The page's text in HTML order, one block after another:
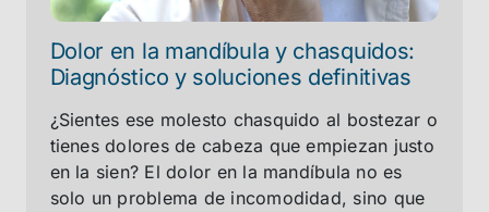
Dolor en la mandíbula y chasquidos:
Diagnóstico y soluciones definitivas
¿Sientes ese molesto chasquido al bostezar o
tienes dolores de cabeza que empiezan justo
en la sien? El dolor en la mandíbula no es
solo un problema de incomodidad, sino que